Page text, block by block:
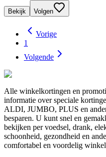
Bekijk Volgen
Vorige
1
Volgende
Alle winkelkortingen en
informatie over speciale
ALDI, JUMBO, PLUS en
besparen. U kunt snel en
bekijken per voedsel, drank,
schoonheid, gezondheid en
comfortabel en voordelig